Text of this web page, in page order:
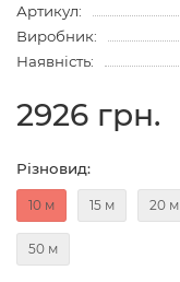
Артикул:
Виробник:
Наявність:
2926 грн.
Різновид:
10 м 15 м 20 м
50 м